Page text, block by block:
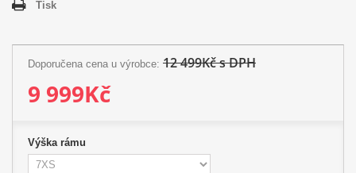
Tisk
Doporučena cena u výrobce: 12 499Kč s DPH
9 999Kč
Výška rámu